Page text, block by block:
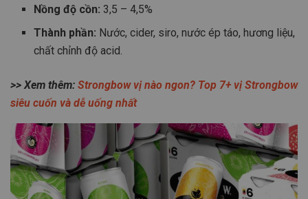
Nồng độ cồn:3,5 – 4,5%
Thành phần: Nước, cider, siro, nước ép táo, hương liệu,
chất chỉnh độ acid.
>> Xem thêm: Strongbow vị nào ngon? Top 7+ vị Strongbow
siêu cuốn và dễ uống nhất